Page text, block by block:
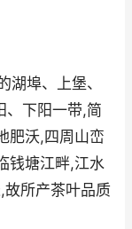
湖埠、上堡、
、下阳一带,简
肥沃,四周山峦
钱塘江畔,江水
故所产茶叶品质